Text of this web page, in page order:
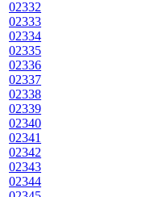
02332
02333
02334
02335
02336
02337
02338
02339
02340
02341
02342
02343
02344